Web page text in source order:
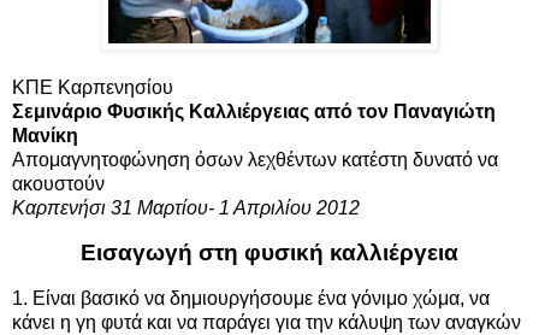
ΚΠΕ Καρπενησίου
Σεμινάριο Φυσικής Καλλιέργειας από τον Παναγιώτη
Μανίκη
Απομαγνητοφώνηση όσων λεχθέντων κατέστη δυνατό να
ακουστούν
Καρπενήσι 31 Μαρτίου- 1 Απριλίου 2012
Εισαγωγή στη φυσική καλλιέργεια
1. Είναι βασικό να δημιουργήσουμε ένα γόνιμο χώμα, να
κάνει η γη φυτά και να παράγει για την κάλυψη των αναγκών